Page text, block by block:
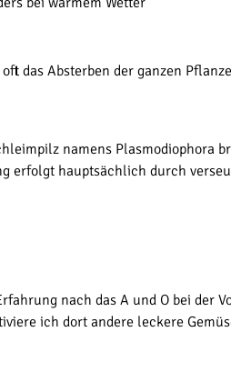
das Absterben der ganzen Pflanze
namens Plasmodiophora
erfolgt hauptsächlich durch
nach das A und O bei der
ich dort andere leckere